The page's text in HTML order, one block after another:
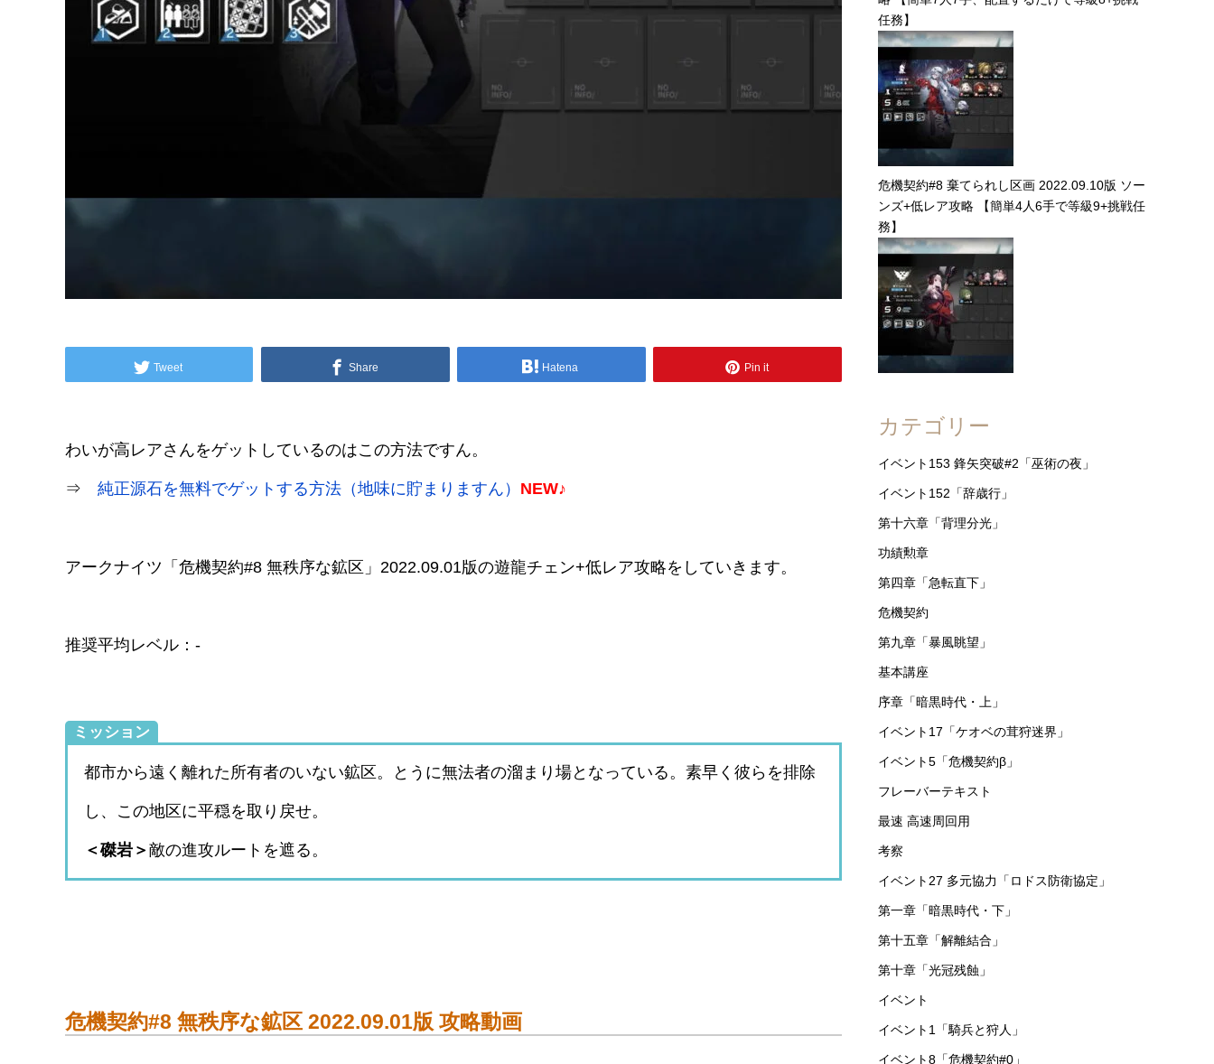
Tweet
わいが高レアさんをゲットしているのはこの方法ですん。
⇒ 純正源石を無料でゲットする方法（地味に貯まりますん） NEW♪
アークナイツ「危機契約#8 無秩序な鉱区」2022.09.01版の遊龍チェン+低レア攻略をしていきます。
危機契約#8 砂海の遺跡 2022.09.12版 高レア攻
略 【簡単6人6手、配置するだけで等級8+挑戦
任務】
危機契約#8 8号競技場 2022.09.11版 高レア攻
略 【簡単7人7手、配置するだけで等級8+挑戦
任務】
危機契約#8 棄てられし区画 2022.09.10版 ソー
務】
カテゴリー
イベント153 鋒矢突破#2「巫術の夜」
イベント152「辞歳行」
第十六章「背理分光」
功績勲章
第四章「急転直下」
危機契約
第九章「暴風眺望」
基本講座
序章「暗黒時代・上」
イベント17「ケオベの茸狩迷界」
イベント5「危機契約β」